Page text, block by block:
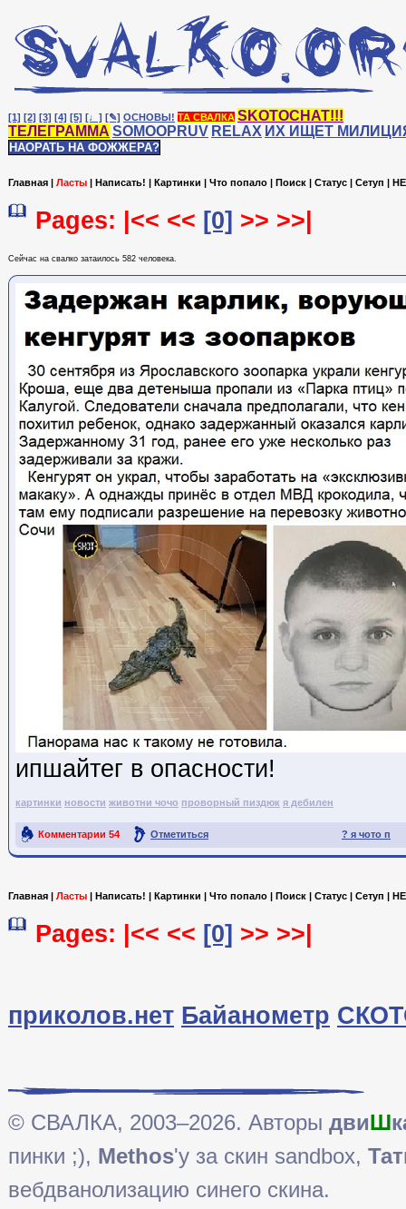
[1] [2] [3] [4] [5] [♩] [✎] ОСНОВЫ! ТА СВАЛКА SKOTOCHAT!!!
ТЕЛЕГРАММА SOMOOPRUV RELAX ИХ ИЩЕТ
НАОРАТЬ НА ФОЖЖЕРА?
Главная | Ласты | Написать! | Картинки | Что попало | Поиск | Статус | Сетуп |
Pages: |<< << [0] >> >>|
Сейчас на cвалко затаилось 582 человека.
ипшайтег в опасности!
картинки новости животни чочо проворный пиздюк я дебилен
? я чото п
Комментарии 54 Отметиться
Ссылка на пост
Главная | Ласты | Написать! | Картинки | Что попало | Поиск | Статус | Сетуп |
Pages: |<< << [0] >> >>|
приколов.нет Байанометр
© СВАЛКА, 2003–2026. Авторы двиШ
пинки ;), Methos'у за скин sandbox,
вебдванолизацию синего скина.